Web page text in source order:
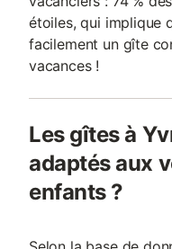
étoiles, qui implique
facilement un gîte
vacances !
Les gîtes à
adaptés aux
enfants ?